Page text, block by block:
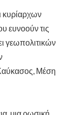
κυρίαρχων
ευνοούν τις
γεωπολιτικών
Μέση